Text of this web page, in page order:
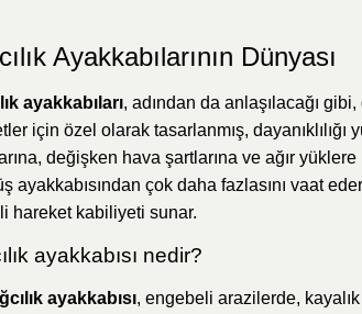
Ayakkabılarının Dünyası
ayakkabıları, adından da anlaşılacağı
için özel olarak tasarlanmış,
değişken hava şartlarına ve ağır
ayakkabısından çok daha fazlasını vaat
hareket kabiliyeti sunar.
ayakkabısı nedir?
ayakkabısı, engebeli arazilerde,